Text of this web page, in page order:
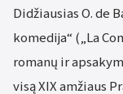
Didžiausias O. de
komedija“ („La
romanų ir
visą XIX amžiaus